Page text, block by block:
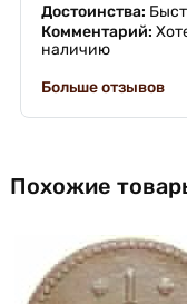
Достоинства:
Комментарий:
наличию
Больше отзывов
Похожие